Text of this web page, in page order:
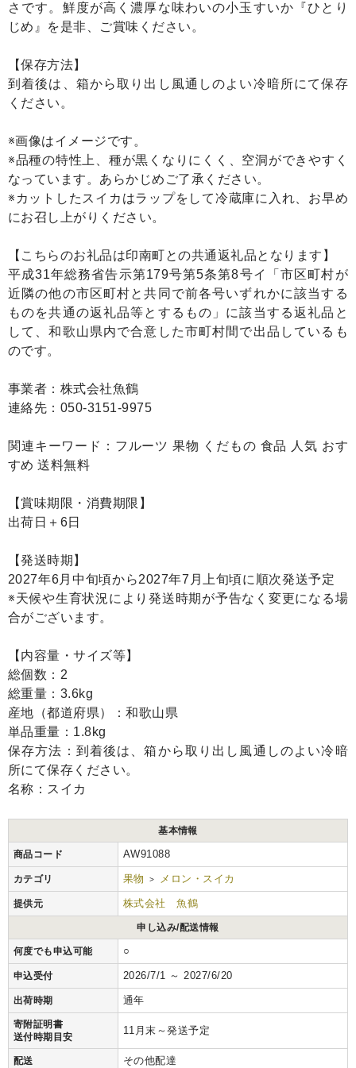
さです。鮮度が高く濃厚な味わいの小玉すいか『ひとり
じめ』を是非、ご賞味ください。
【保存方法】
到着後は、箱から取り出し風通しのよい冷暗所にて保存
ください。
※画像はイメージです。
※品種の特性上、種が黒くなりにくく、空洞ができやすく
なっています。あらかじめご了承ください。
※カットしたスイカはラップをして冷蔵庫に入れ、お早め
にお召し上がりください。
【こちらのお礼品は印南町との共通返礼品となります】
平成31年総務省告示第179号第5条第8号イ「市区町村が
近隣の他の市区町村と共同で前各号いずれかに該当する
ものを共通の返礼品等とするもの」に該当する返礼品と
して、和歌山県内で合意した市町村間で出品しているも
のです。
事業者：株式会社魚鶴
連絡先：050-3151-9975
関連キーワード：フルーツ 果物 くだもの 食品 人気 おす
すめ 送料無料
【賞味期限・消費期限】
出荷日＋6日
【発送時期】
2027年6月中旬頃から2027年7月上旬頃に順次発送予定
※天候や生育状況により発送時期が予告なく変更になる場
合がございます。
【内容量・サイズ等】
総個数：2
総重量：3.6kg
産地（都道府県）：和歌山県
単品重量：1.8kg
保存方法：到着後は、箱から取り出し風通しのよい冷暗
所にて保存ください。
名称：スイカ
基本情報
商品コード AW91088
カテゴリ 果物 > メロン・スイカ
提供元 株式会社 魚鶴
申し込み/配送情報
何度でも申込可能 ○
申込受付 2026/7/1 ～ 2027/6/20
出荷時期 通年
寄附証明書
送付時期目安
11月末～発送予定
配送 その他配達